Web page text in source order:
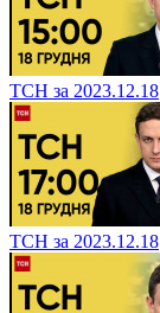
ТСН за 2023.12.18
ТСН за 2023.12.18